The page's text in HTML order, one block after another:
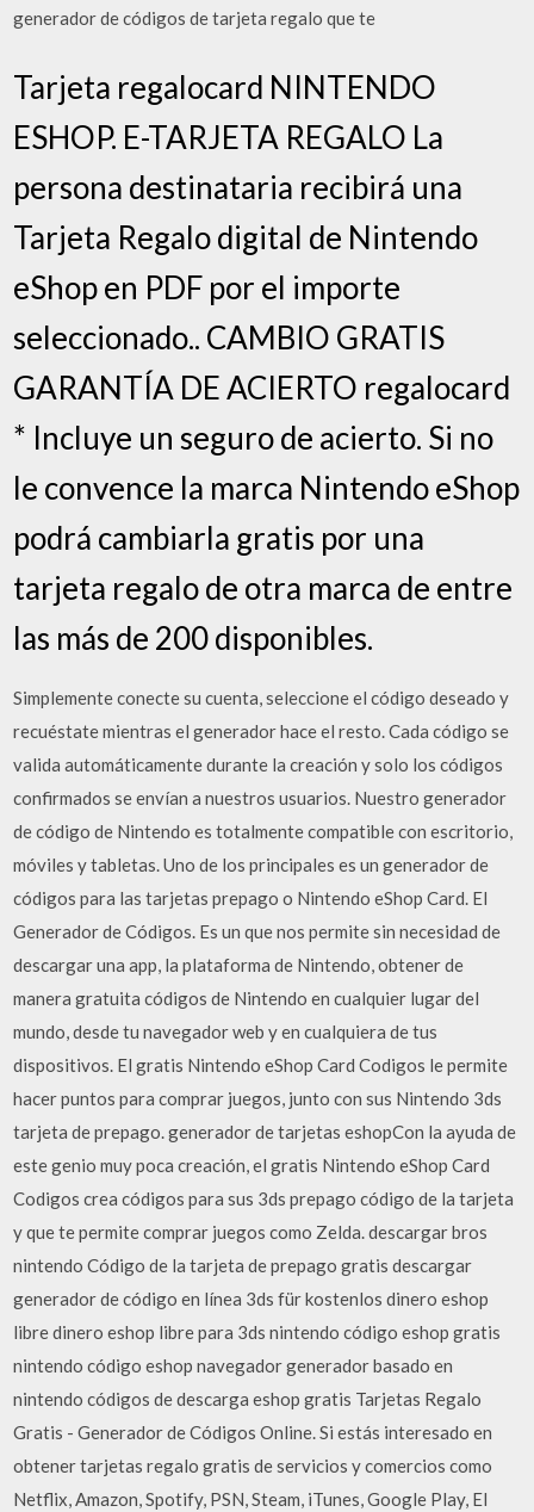
generador de códigos de tarjeta regalo que te
Tarjeta regalocard NINTENDO
ESHOP. E-TARJETA REGALO La
persona destinataria recibirá una
Tarjeta Regalo digital de Nintendo
eShop en PDF por el importe
seleccionado.. CAMBIO GRATIS
GARANTÍA DE ACIERTO regalocard
* Incluye un seguro de acierto. Si no
le convence la marca Nintendo eShop
podrá cambiarla gratis por una
tarjeta regalo de otra marca de entre
las más de 200 disponibles.
Simplemente conecte su cuenta, seleccione el código deseado y
recuéstate mientras el generador hace el resto. Cada código se
valida automáticamente durante la creación y solo los códigos
confirmados se envían a nuestros usuarios. Nuestro generador
de código de Nintendo es totalmente compatible con escritorio,
móviles y tabletas. Uno de los principales es un generador de
códigos para las tarjetas prepago o Nintendo eShop Card. El
Generador de Códigos. Es un que nos permite sin necesidad de
descargar una app, la plataforma de Nintendo, obtener de
manera gratuita códigos de Nintendo en cualquier lugar del
mundo, desde tu navegador web y en cualquiera de tus
dispositivos. El gratis Nintendo eShop Card Codigos le permite
hacer puntos para comprar juegos, junto con sus Nintendo 3ds
tarjeta de prepago. generador de tarjetas eshopCon la ayuda de
este genio muy poca creación, el gratis Nintendo eShop Card
Codigos crea códigos para sus 3ds prepago código de la tarjeta
y que te permite comprar juegos como Zelda. descargar bros
nintendo Código de la tarjeta de prepago gratis descargar
generador de código en línea 3ds für kostenlos dinero eshop
libre dinero eshop libre para 3ds nintendo código eshop gratis
nintendo código eshop navegador generador basado en
nintendo códigos de descarga eshop gratis Tarjetas Regalo
Gratis - Generador de Códigos Online. Si estás interesado en
obtener tarjetas regalo gratis de servicios y comercios como
Netflix, Amazon, Spotify, PSN, Steam, iTunes, Google Play, El